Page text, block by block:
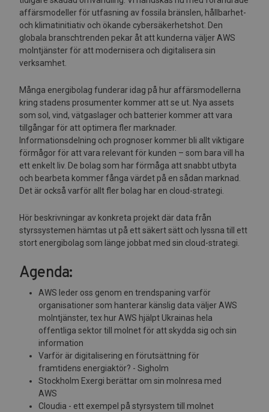
affärsmodeller för utfasning av fossila bränslen, hållbarhet-
och klimatinitiativ och ökande cybersäkerhetshot. Den
globala branschtrenden pekar åt att kunderna väljer AWS
molntjänster för att modernisera och digitalisera sin
verksamhet.
Många energibolag funderar idag på hur affärsmodellerna
kring stadens prosumenter kommer att se ut. Nya assets
som sol, vind, vätgaslager och batterier kommer att vara
tillgångar för att optimera fler marknader.
Informationsdelning och prognoser kommer bli allt viktigare
förmågor för att vara relevant för kunden – som bara vill ha
ett enkelt liv. De bolag som har förmåga att snabbt utbyta
och bearbeta kommer fånga värdet på en sådan marknad.
Det är också varför allt fler bolag har en cloud-strategi.
Hör beskrivningar av konkreta projekt där data från
styrssystemen hämtas ut på ett säkert sätt och lyssna till ett
stort energibolag som länge jobbat med sin cloud-strategi.
Agenda:
AWS leder oss genom en trendspaning varför
organisationer som hanterar känslig data väljer AWS
molntjänster, tex hur AWS hjälpt Ukrainas hela
offentliga sektor till molnet för att skydda sig och sin
information
Varför är digitalisering en förutsättning för
framtidens energiaktör? - Sigholm
Stockholm Exergi berättar om sin molnresa med
AWS
Cloudia - ett exempel på styrsystem till molnet